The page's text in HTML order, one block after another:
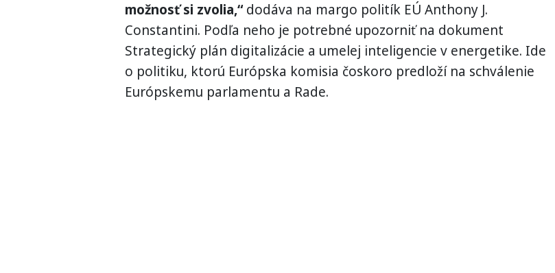
možnosť si zvolia,“dodáva na margo politík EÚ Anthony J.
Constantini. Podľa neho je potrebné upozorniť na dokument
Strategický plán digitalizácie a umelej inteligencie v energetike. Ide
o politiku, ktorú Európska komisia čoskoro predloží na schválenie
Európskemu parlamentu a Rade.